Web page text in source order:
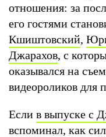
отношения: за
его гостями
Кшиштовский,
Джарахов, с
оказывался на
видеороликов для
Если в выпуске с
вспоминал, как